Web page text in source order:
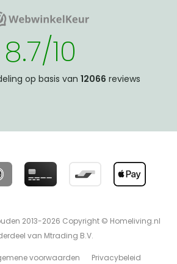
8.7/10
op basis van 12066 reviews
2013-2026 Copyright © Homeliving.nl
van Mtrading B.V.
voorwaarden Privacybeleid